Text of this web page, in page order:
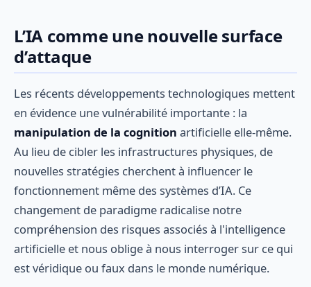
L’IA comme une nouvelle surface
d’attaque
Les récents développements technologiques mettent
en évidence une vulnérabilité importante : la
manipulation de la cognition artificielle elle-même.
Au lieu de cibler les infrastructures physiques, de
nouvelles stratégies cherchent à influencer le
fonctionnement même des systèmes d’IA. Ce
changement de paradigme radicalise notre
compréhension des risques associés à l'intelligence
artificielle et nous oblige à nous interroger sur ce qui
est véridique ou faux dans le monde numérique.